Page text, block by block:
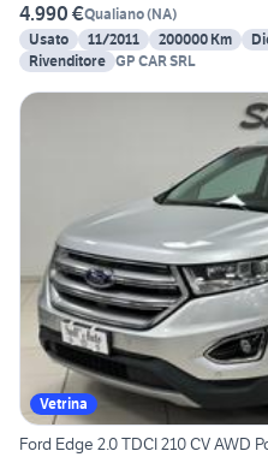
4.990 €Qualiano(NA)
Usato
11/2011 200000 Km
Rivenditore GP CAR SRL
Vetrina
Ford Edge 2.0 TDCI 210 CV AWD